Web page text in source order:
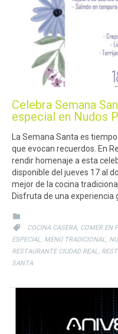
Celebra Semana
especial en Nudos
La Semana Santa es
que evocan recuerdos. En
rendir homenaje a esta
disponible del jueves 17 al
mejor de la cocina
Disfruta de una

 CATEGORY
COCINA CASERA, COMER EN
ESPECIAL, MENÚ TRADICIONAL,
RESTAURANTE CIUDAD REAL,
SANTA